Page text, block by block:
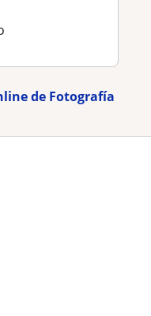
de Fotografía